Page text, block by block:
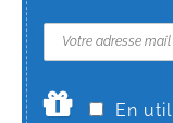
En